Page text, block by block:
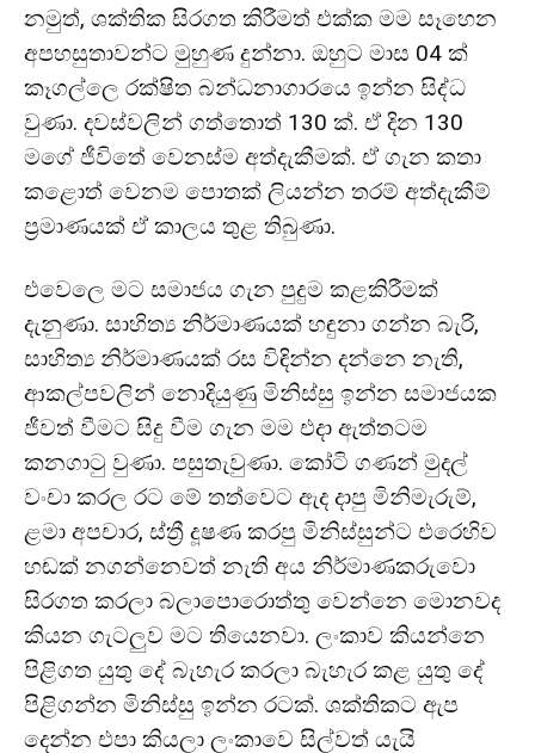
නමුත්, ශක්තික සිරගත කිරීමත් එක්ක මම සෑහෙන
අපහසුතාවන්ට මුහුණ දුන්නා. ඔහුට මාස 04 ක්
කෑගල්ලෙ රක්ෂිත බන්ධනාගාරයෙ ඉන්න සිද්ධ
වුණා. දවස්වලින් ගත්තොත් 130 ක්. ඒ දින 130
මගේ ජීවිතේ වෙනස්ම අත්දැකීමක්. ඒ ගැන කතා
කළොත් වෙනම පොතක් ලියන්න තරම් අත්දැකීම්
ප්‍රමාණයක් ඒ කාලය තුළ තිබුණා.
එවෙලෙ මට සමාජය ගැන පුදුම කළකිරීමක්
දැනුණා. සාහිත්‍ය නිර්මාණයක් හඳුනා ගන්න බැරි,
සාහිත්‍ය නිර්මාණයක් රස විඳින්න දන්නෙ නැති,
ආකල්පවලින් නොදියුණු මිනිස්සු ඉන්න සමාජයක
ජීවත් වීමට සිදු වීම ගැන මම එදා ඇත්තටම
කනගාටු වුණා. පසුතැවුණා. කෝටි ගණන් මුදල්
වංචා කරල රට මේ තත්වෙට ඇද දාපු මිනිමැරුම්,
ළමා අපචාර, ස්ත්‍රී දූෂණ කරපු මිනිස්සුන්ට එරෙහිව
හඬක් නගන්නෙවත් නැති අය නිර්මාණකරුවො
සිරගත කරලා බලාපොරොත්තු වෙන්නෙ මොනවද
කියන ගැටලුව මට තියෙනවා. ලංකාව කියන්නෙ
පිළිගත යුතු දේ බැහැර කරලා බැහැර කළ යුතු දේ
පිළිගන්න මිනිස්සු ඉන්න රටක්. ශක්තිකට ඇප
දෙන්න එපා කියලා ලංකාවෙ සිල්වත් යැයි